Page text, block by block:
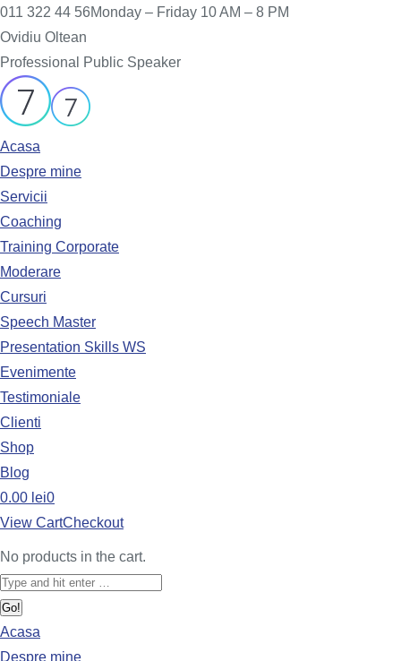
011 322 44 56Monday – Friday 10 AM – 8 PM
Ovidiu Oltean
Professional Public Speaker
Acasa
Despre mine
Servicii
Coaching
Training Corporate
Moderare
Cursuri
Speech Master
Presentation Skills WS
Evenimente
Testimoniale
Clienti
Shop
Blog
0.00 lei0
View CartCheckout
No products in the cart.
Acasa
Despre mine